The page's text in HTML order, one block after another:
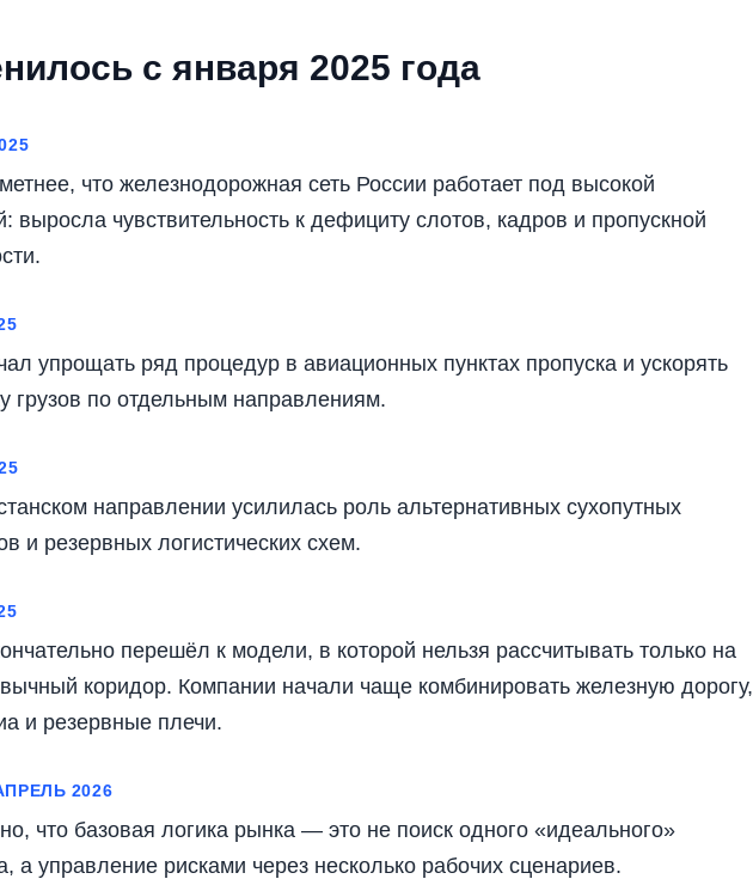
с января 2025 года
что железнодорожная сеть России работает под высокой
выросла чувствительность к дефициту слотов, кадров и пропускной
упрощать ряд процедур в авиационных пунктах пропуска и ускорять
грузов по отдельным направлениям.
направлении усилилась роль альтернативных сухопутных
и резервных логистических схем.
перешёл к модели, в которой нельзя рассчитывать только на
коридор. Компании начали чаще комбинировать железную дорогу,
и резервные плечи.
2026
что базовая логика рынка — это не поиск одного «идеального»
а управление рисками через несколько рабочих сценариев.